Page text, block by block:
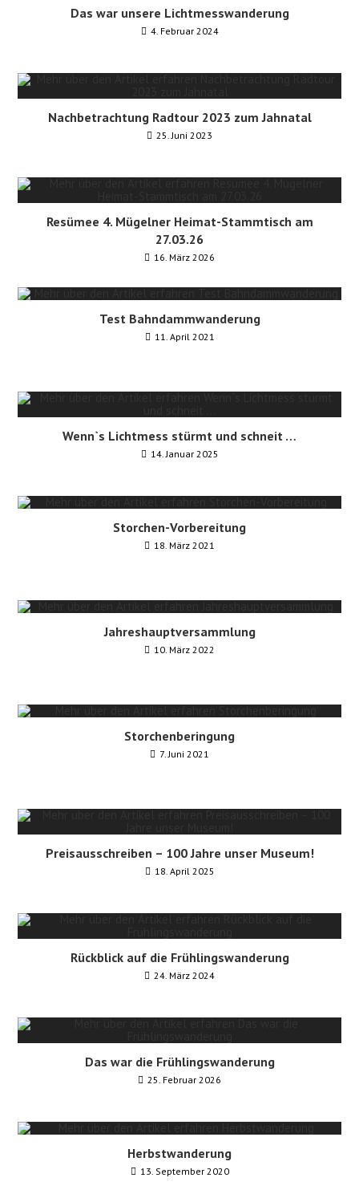
Das war unsere Lichtmesswanderung
4. Februar 2024
Nachbetrachtung Radtour 2023 zum Jahnatal
25. Juni 2023
Resümee 4. Mügelner Heimat-Stammtisch am
27.03.26
16. März 2026
Test Bahndammwanderung
11. April 2021
Wenn`s Lichtmess stürmt und schneit …
14. Januar 2025
Storchen-Vorbereitung
18. März 2021
Jahreshauptversammlung
10. März 2022
Storchenberingung
7. Juni 2021
Preisausschreiben – 100 Jahre unser Museum!
18. April 2025
Rückblick auf die Frühlingswanderung
24. März 2024
Das war die Frühlingswanderung
25. Februar 2026
Herbstwanderung
13. September 2020